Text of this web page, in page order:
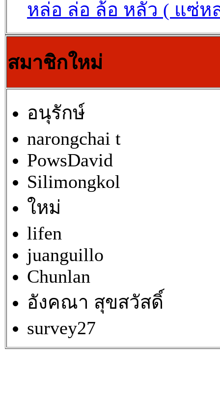
หล่อ ล่อ ล้อ หลัว ( แซ่ห
สมาชิกใหม่
อนุรักษ์
narongchai t
PowsDavid
Silimongkol
ใหม่
lifen
juanguillo
Chunlan
อังคณา สุขสวัสดิ์
survey27